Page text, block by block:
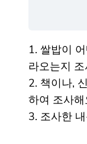
1. 쌀밥이
라오는지
2. 책이나,
하여 조사해
3. 조사한